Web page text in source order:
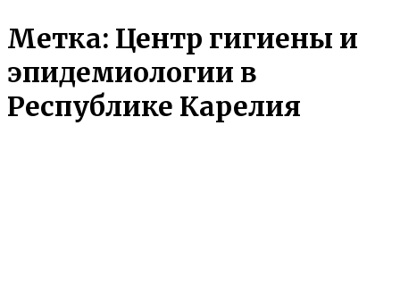
Метка: Центр гигиены и
эпидемиологии в
Республике Карелия